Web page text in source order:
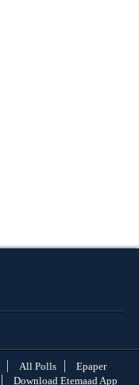
All Polls
Epaper
Download Etemaad App